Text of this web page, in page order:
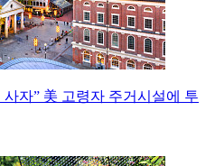
자” 美 고령자 주거시설에 투